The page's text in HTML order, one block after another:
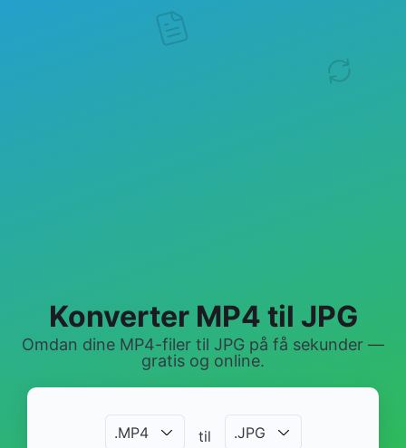
Konverter MP4 til JPG
Omdan dine MP4-filer til JPG på få sekunder —
gratis og online.
.MP4 til .JPG